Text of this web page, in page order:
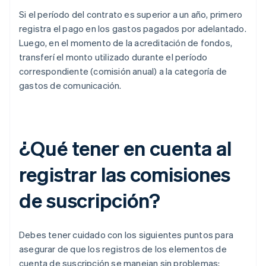
Si el período del contrato es superior a un año, primero
registra el pago en los gastos pagados por adelantado.
Luego, en el momento de la acreditación de fondos,
transferí el monto utilizado durante el período
correspondiente (comisión anual) a la categoría de
gastos de comunicación.
¿Qué tener en cuenta al
registrar las comisiones
de suscripción?
Debes tener cuidado con los siguientes puntos para
asegurar de que los registros de los elementos de
cuenta de suscripción se manejan sin problemas: